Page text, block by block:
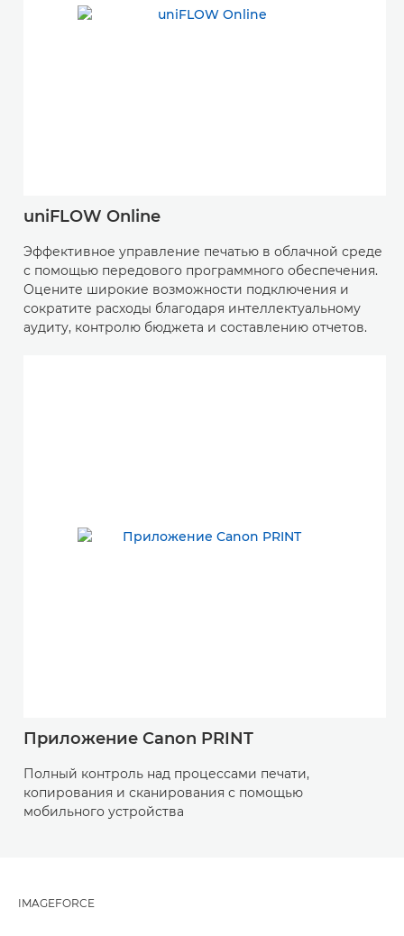
uniFLOW Online
Эффективное управление печатью в облачной среде
с помощью передового программного обеспечения.
Оцените широкие возможности подключения и
сократите расходы благодаря интеллектуальному
аудиту, контролю бюджета и составлению отчетов.
Приложение Canon PRINT
Полный контроль над процессами печати,
копирования и сканирования с помощью
мобильного устройства
IMAGEFORCE